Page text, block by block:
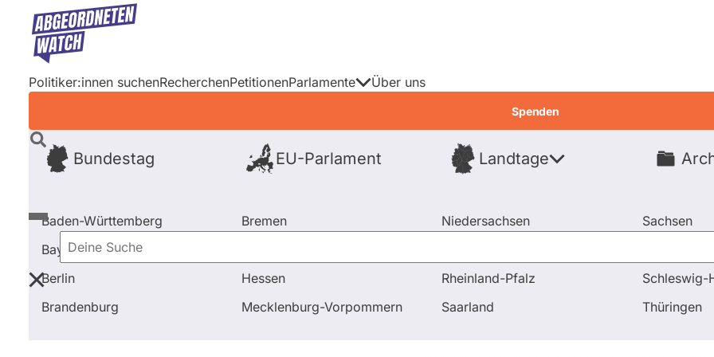
Direkt
Inhalt
Politiker:innen suchenRecherchenPetitionenParlamente
Bundestag EU-Parlament Landtage
Baden-Württemberg
Bayern
Berlin
Brandenburg
Bremen
Hessen
Mecklenburg-Vorpommern
Niedersachsen
Rheinland-Pfalz
Saarland
Sachsen
Schleswig-
Thüringen
Über uns
Spenden
Deine
Suche
Startseite Frage stellen Felix Teichner Fragen und Antworten